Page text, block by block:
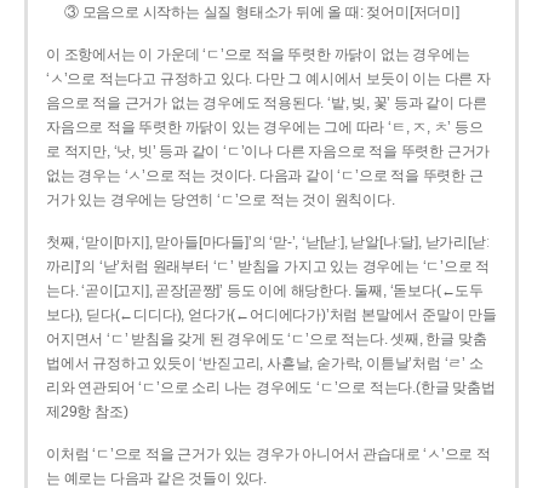
③ 모음으로 시작하는 실질 형태소가 뒤에 올 때: 젖어미[저더미]
이 조항에서는 이 가운데 ‘ㄷ’으로 적을 뚜렷한 까닭이 없는 경우에는
‘ㅅ’으로 적는다고 규정하고 있다. 다만 그 예시에서 보듯이 이는 다른 자
음으로 적을 근거가 없는 경우에도 적용된다. ‘밭, 빚, 꽃’ 등과 같이 다른
자음으로 적을 뚜렷한 까닭이 있는 경우에는 그에 따라 ‘ㅌ, ㅈ, ㅊ’ 등으
로 적지만, ‘낫, 빗’ 등과 같이 ‘ㄷ’이나 다른 자음으로 적을 뚜렷한 근거가
없는 경우는 ‘ㅅ’으로 적는 것이다. 다음과 같이 ‘ㄷ’으로 적을 뚜렷한 근
거가 있는 경우에는 당연히 ‘ㄷ’으로 적는 것이 원칙이다.
첫째, ‘맏이[마지], 맏아들[마다들]’의 ‘맏-’, ‘낟[낟ː], 낟알[나ː달], 낟가리[낟ː
까리]’의 ‘낟’처럼 원래부터 ‘ㄷ’ 받침을 가지고 있는 경우에는 ‘ㄷ’으로 적
는다. ‘곧이[고지], 곧장[곧짱]’ 등도 이에 해당한다. 둘째, ‘돋보다(←도두
보다), 딛다(←디디다), 얻다가(←어디에다가)’처럼 본말에서 준말이 만들
어지면서 ‘ㄷ’ 받침을 갖게 된 경우에도 ‘ㄷ’으로 적는다. 셋째, 한글 맞춤
법에서 규정하고 있듯이 ‘반짇고리, 사흗날, 숟가락, 이튿날’처럼 ‘ㄹ’ 소
리와 연관되어 ‘ㄷ’으로 소리 나는 경우에도 ‘ㄷ’으로 적는다.(한글 맞춤법
제29항 참조)
이처럼 ‘ㄷ’으로 적을 근거가 있는 경우가 아니어서 관습대로 ‘ㅅ’으로 적
는 예로는 다음과 같은 것들이 있다.